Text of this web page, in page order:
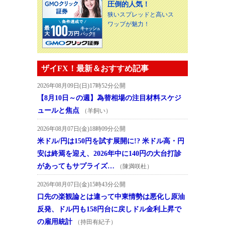
圧倒的人気！
狭いスプレッドと高いス
ワップが魅力！
ザイFX！最新＆おすすめ記事
2026年08月09日(日)17時52分公開
【8月10日～の週】為替相場の注目材料スケジ
ュールと焦点
（羊飼い）
2026年08月07日(金)18時09分公開
米ドル/円は150円を試す展開に!? 米ドル高・円
安は終焉を迎え、2026年中に140円の大台打診
があってもサプライズ…
（陳満咲杜）
2026年08月07日(金)15時43分公開
口先の楽観論とは違って中東情勢は悪化し原油
反発、ドル円も158円台に戻しドル金利上昇で
の雇用統計
（持田有紀子）